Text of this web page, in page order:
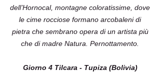
dell’Hornocal, montagne coloratissime, dove
le cime rocciose formano arcobaleni di
pietra che sembrano opera di un artista più
che di madre Natura. Pernottamento.
Giorno 4 Tilcara - Tupiza (Bolivia)